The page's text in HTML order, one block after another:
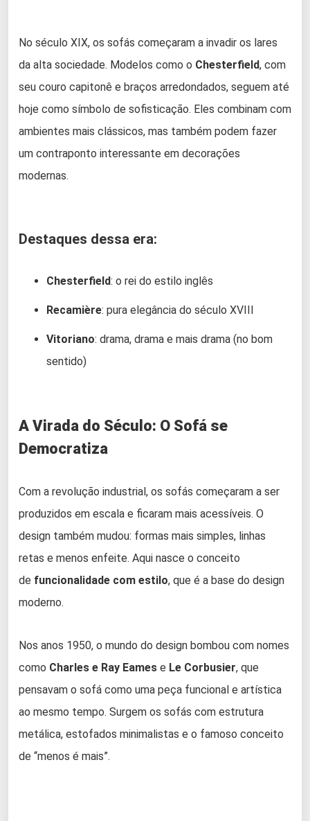
No século XIX, os sofás começaram a invadir os lares
da alta sociedade. Modelos como o Chesterfield, com
seu couro capitonê e braços arredondados, seguem até
hoje como símbolo de sofisticação. Eles combinam com
ambientes mais clássicos, mas também podem fazer
um contraponto interessante em decorações
modernas.
Destaques dessa era:
Chesterfield: o rei do estilo inglês
Recamière: pura elegância do século XVIII
Vitoriano: drama, drama e mais drama (no bom
sentido)
A Virada do Século: O Sofá se
Democratiza
Com a revolução industrial, os sofás começaram a ser
produzidos em escala e ficaram mais acessíveis. O
design também mudou: formas mais simples, linhas
retas e menos enfeite. Aqui nasce o conceito
de funcionalidade com estilo, que é a base do design
moderno.
Nos anos 1950, o mundo do design bombou com nomes
como Charles e Ray Eames e Le Corbusier, que
pensavam o sofá como uma peça funcional e artística
ao mesmo tempo. Surgem os sofás com estrutura
metálica, estofados minimalistas e o famoso conceito
de “menos é mais”.